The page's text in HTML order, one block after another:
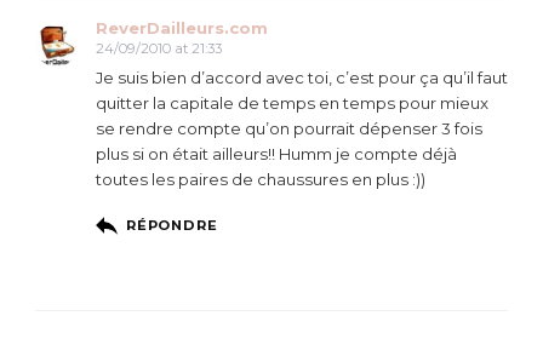
ReverDailleurs.com
24/09/2010 at 21:33
Je suis bien d’accord avec toi, c’est pour ça qu’il faut
quitter la capitale de temps en temps pour mieux
se rendre compte qu’on pourrait dépenser 3 fois
plus si on était ailleurs!! Humm je compte déjà
toutes les paires de chaussures en plus :))
RÉPONDRE